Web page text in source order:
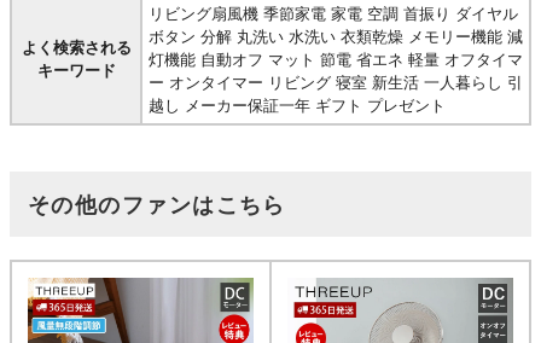
よく検索される
キーワード
リビング扇風機 季節家電 家電 空調 首振り ダイヤル
ボタン 分解 丸洗い 水洗い 衣類乾燥 メモリー機能 減
灯機能 自動オフ マット 節電 省エネ 軽量 オフタイマ
ー オンタイマー リビング 寝室 新生活 一人暮らし 引
越し メーカー保証一年 ギフト プレゼント
その他のファンはこちら